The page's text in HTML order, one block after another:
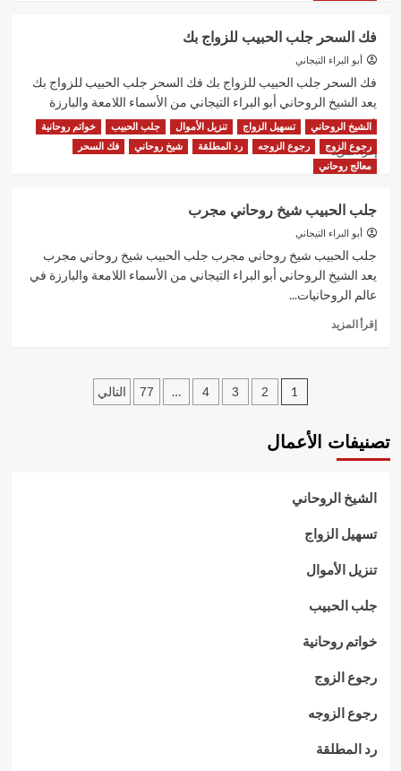
السحر
جلب
الحبيب
للزواج
فك السحر جلب الحبيب للزواج بك
أبو البراء التيجاني
فك السحر جلب الحبيب للزواج بك فك السحر جلب الحبيب للزواج بك
يعد الشيخ الروحاني أبو البراء التيجاني من الأسماء اللامعة والبارزة
في...
إقرأ المزيداقرأ
المزيد
السحر
جلب
الحبيب
للزواج
بك
الشيخ الروحاني تسهيل الزواج تنزيل الأموال جلب الحبيب
خواتم روحانية
رجوع الزوج
رجوع الزوجه رد المطلقة شيخ روحاني
فك السحر
معالج روحاني
جلب الحبيب شيخ روحاني مجرب
أبو البراء التيجاني
جلب الحبيب شيخ روحاني مجرب جلب الحبيب شيخ روحاني مجرب
يعد الشيخ الروحاني أبو البراء التيجاني من الأسماء اللامعة والبارزة في
عالم الروحانيات...
إقرأ المزيد
مجرب
تعدد
المقالات
1
2
3
4
…
77 التالي
تصنيفات الأعمال
الشيخ الروحاني
تسهيل الزواج
تنزيل الأموال
جلب الحبيب
خواتم روحانية
رجوع الزوج
رجوع الزوجه
رد المطلقة